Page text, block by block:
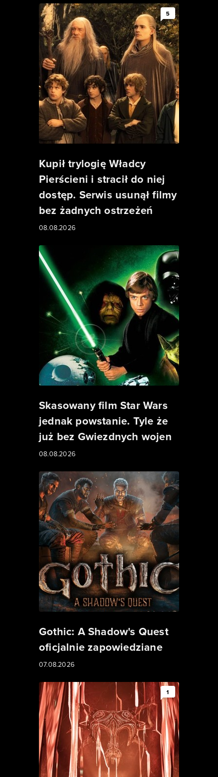
5
Kupił trylogię Władcy
Pierścieni i stracił do niej
dostęp. Serwis usunął filmy
bez żadnych ostrzeżeń
08.08.2026
Skasowany film Star Wars
jednak powstanie. Tyle że
już bez Gwiezdnych wojen
08.08.2026
Gothic: A Shadow's Quest
oficjalnie zapowiedziane
07.08.2026
1